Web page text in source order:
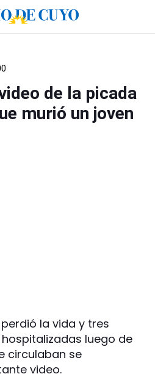
de la picada
murió un joven
la vida y tres
luego de
circulaban se
video.